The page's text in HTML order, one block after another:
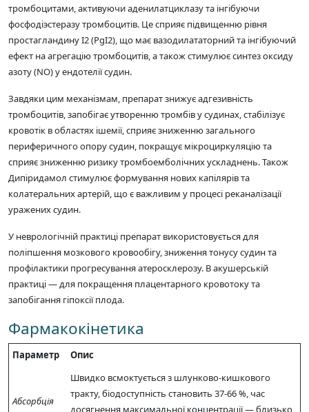
тромбоцитами, активуючи аденилатциклазу та інгібуючи
фосфодіэстеразу тромбоцитів. Це сприяє підвищенню рівня
простагландину I2 (PgI2), що має вазодилататорний та інгібуючий
ефект на агрегацію тромбоцитів, а також стимулює синтез оксиду
азоту (NO) у ендотелії судин.
Завдяки цим механізмам, препарат знижує адгезивність
тромбоцитів, запобігає утворенню тромбів у судинах, стабілізує
кровотік в областях ішемії, сприяє зниженню загального
периферичного опору судин, покращує мікроциркуляцію та
сприяє зниженню ризику тромбоемболічних ускладнень. Також
Дипіридамол стимулює формування нових капілярів та
колатеральних артерій, що є важливим у процесі реканалізації
уражених судин.
У неврологічній практиці препарат використовується для
поліпшення мозкового кровообігу, зниження тонусу судин та
профілактики прогресування атеросклерозу. В акушерській
практиці — для покращення плацентарного кровотоку та
запобігання гіпоксії плода.
Фармакокінетика
Параметр Опис
Абсорбція
Швидко всмоктується з шлунково-кишкового
тракту, біодоступність становить 37-66 %, час
досягнення максимальної концентрації — близько